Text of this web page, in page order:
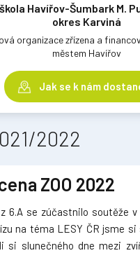
Havířov-Šumbark M.
okres Karviná
organizace zřízena a
městem Havířov
Jak se k nám
2022
ZOO 2022
6.A se zúčastnilo soutěže v
na téma LESY ČR jsme
si slunečného dne mezi